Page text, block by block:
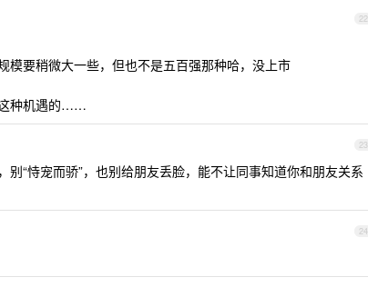
22
模要稍微大一些，但也不是五百强那种哈，没上市
这种机遇的……
23
“恃宠而骄”，也别给朋友丢脸，能不让同事知道你和朋友关系
24